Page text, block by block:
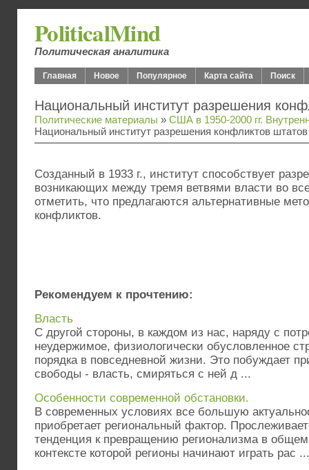
PoliticalMind
Политическая аналитика
Главная Новое Популярное Карта сайта Поиск
Национальный институт разрешения
Политические материалы » США в 1950-2000 гг.
Национальный институт разрешения конфликтов штатов
Созданный в 1933 г., институт способствует
возникающих между тремя ветвями власти во
отметить, что предлагаются альтернативные
конфликтов.
Рекомендуем к прочтению:
Власть
С другой стороны, в каждом из нас, наряду с
неудержимое, физиологически обусловленное
порядка в повседневной жизни. Это побуждает
свободы - власть, смиряться с ней д ...
Особенности современной обстановки.
В современных условиях все большую
приобретает региональный фактор.
тенденция к превращению регионализма в
контексте которой регионы начинают играть рас ...